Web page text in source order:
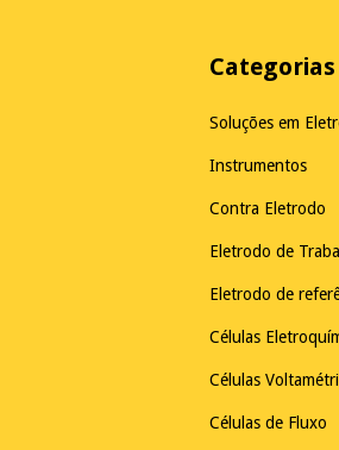
Categorias
Soluções em
Instrumentos
Contra Eletrodo
Eletrodo de
Eletrodo de
Células
Células
Células de Fluxo